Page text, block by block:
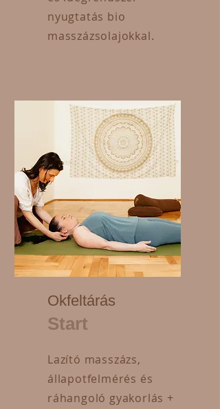
nyugtatás bio
masszázsolajokkal.
Okfeltárás
Start
Lazító masszázs,
állapotfelmérés és
ráhangoló gyakorlás +